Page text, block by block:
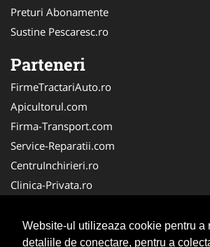
Website-ul utilizeaza cookie pentru a
detaliile de conectare, pentru a
Preturi Abonamente
Sustine Pescaresc.ro
Parteneri
FirmeTractariAuto.ro
Apicultorul.com
Firma-Transport.com
Service-Reparatii.com
CentruInchirieri.ro
Clinica-Privata.ro
Servicii-DDD.com
Birouri-Cadastru.ro